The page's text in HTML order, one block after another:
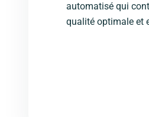
automatisé qui
qualité optimale et